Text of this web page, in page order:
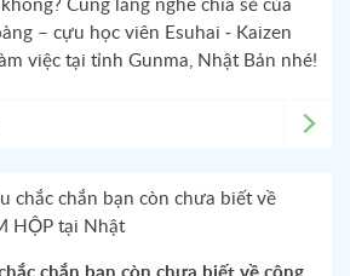
Cùng lắng nghe chia sẻ của
– cựu học viên Esuhai - Kaizen
việc tại tỉnh Gunma, Nhật Bản nhé!